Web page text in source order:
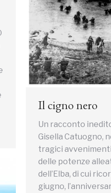
Il cigno nero
Un racconto
Gisella Catuogno,
tragici
delle potenze
dell’Elba, di cui
giugno,